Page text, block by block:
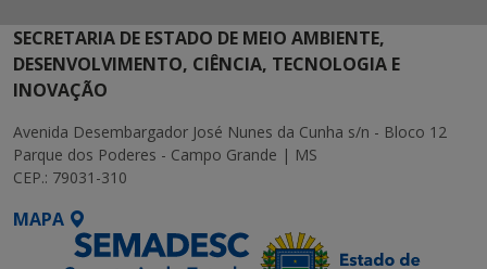
SECRETARIA DE ESTADO DE MEIO AMBIENTE,
DESENVOLVIMENTO, CIÊNCIA, TECNOLOGIA E
INOVAÇÃO
Avenida Desembargador José Nunes da Cunha s/n - Bloco 12
Parque dos Poderes - Campo Grande | MS
CEP.: 79031-310
MAPA